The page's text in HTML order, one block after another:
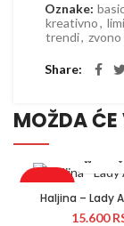
Oznake:
kreativno,
trendi, zvono
Share
MOŽDA
Rasprodato
Haljina – Lady
15.600